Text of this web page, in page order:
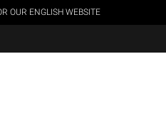
OUR ENGLISH WEBSITE